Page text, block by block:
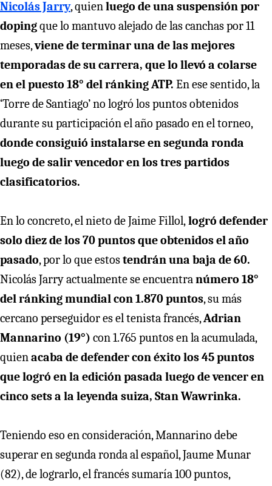
Nicolás Jarry, quienluego de una suspensión por
dopingque lo mantuvo alejado de las canchas por 11
meses,viene de terminar una de las mejores
temporadas de su carrera, que lo llevó a colarse
en el puesto 18° del ránking ATP. En ese sentido, la
‘Torre de Santiago’ no logró los puntos obtenidos
durante su participación el año pasado en el torneo,
donde consiguió instalarse en segunda ronda
luego de salir vencedor en los tres partidos
clasificatorios.
En lo concreto, el nieto de Jaime Fillol,logró defender
solo diez de los 70 puntos que obtenidos el año
pasado, por lo que estostendrán una baja de 60.
Nicolás Jarry actualmente se encuentranúmero 18°
del ránking mundial con 1.870 puntos, su más
cercano perseguidor es el tenista francés,Adrian
Mannarino (19°) con 1.765 puntos en la acumulada,
quienacaba de defender con éxito los 45 puntos
que logró en la edición pasada luego de vencer en
cinco sets a la leyenda suiza, Stan Wawrinka.
Teniendo eso en consideración, Mannarino debe
superar en segunda ronda al español, Jaume Munar
(82), de lograrlo, el francés sumaría 100 puntos,